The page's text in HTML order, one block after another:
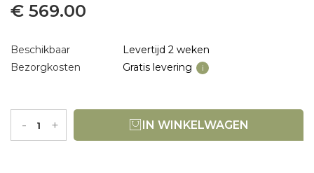
€ 569.00
Beschikbaar
Levertijd 2 weken
Bezorgkosten
Gratis levering i
- + IN WINKELWAGEN